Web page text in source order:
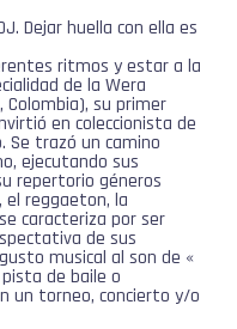
Dejar huella con ella es
ritmos y estar a la
de la Wera
Colombia), su primer
en coleccionista de
Se trazó un camino
ejecutando sus
repertorio géneros
el reggaeton, la
caracteriza por ser
de sus
musical al son de «
de baile o
un torneo, concierto y/o